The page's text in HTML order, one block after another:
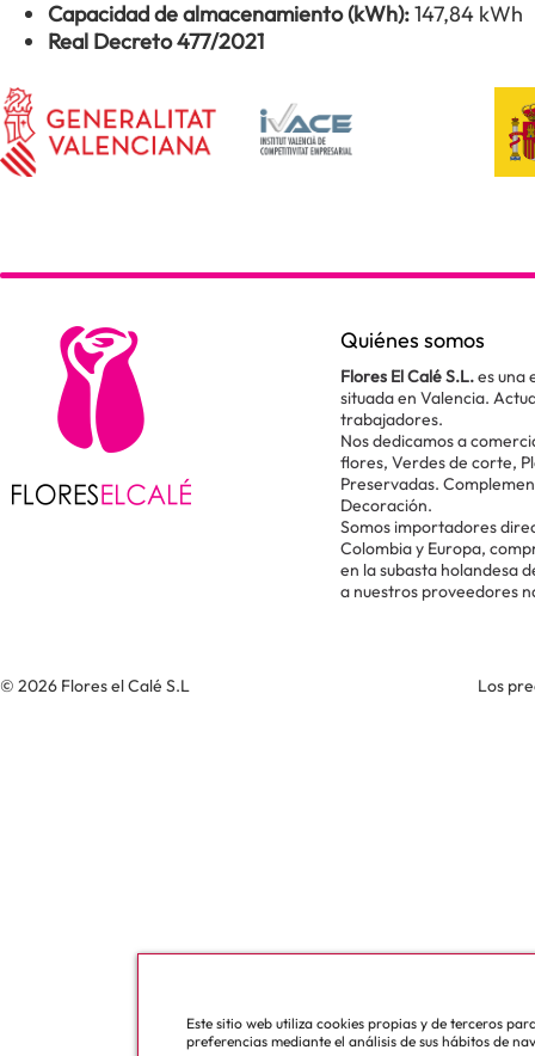
Capacidad de almacenamiento (kWh):147,84 kWh
Real Decreto 477/2021
Quiénes somos
Flores El Calé S.L.es una
situada en Valencia.
trabajadores.
Nos dedicamos a
flores, Verdes de corte,
Preservadas.
Decoración.
Somos importadores
Colombia y Europa,
en la subasta holandesa
a nuestros proveedores
© 2026 Flores el Calé S.L Los
Este sitio web utiliza cookies propias y de terceros
preferencias mediante el análisis de sus hábitos de